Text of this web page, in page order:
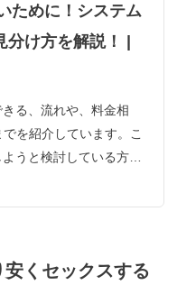
ために！システム
分け方を解説！ |
る、流れや、料金相
を紹介しています。こ
うと検討している方は
がありますよね。そん
しょう。
くセックスする